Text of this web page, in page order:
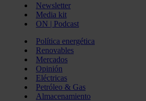
Newsletter
Media kit
ON | Podcast
Política energética
Renovables
Mercados
Opinión
Eléctricas
Petróleo & Gas
Almacenamiento